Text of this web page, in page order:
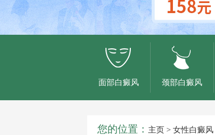
面部白癜风 颈部白癜风
您的位置： 主页 > 女性白癜风